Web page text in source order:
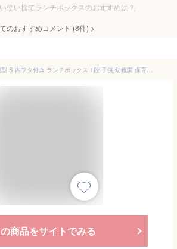
使い捨てランチボックスのおすすめは？
のおすすめコメント (8件) >
アルミ弁当箱 小判型 S 内フタ付き ランチボックス 1段 子供 幼稚園 保育園 小学生 高校生 大人 日本製 風 アルミ ランチケース 汁漏れ 防止 保温庫 対応 レトロ シンプル 新生活 遠足 キャンプ ギフト
商品をサイトでみる